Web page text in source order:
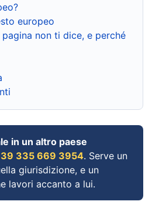
europeo
non ti dice, e perché
in un altro paese
335 669 3954. Serve un
giurisdizione, e un
lavori accanto a lui.